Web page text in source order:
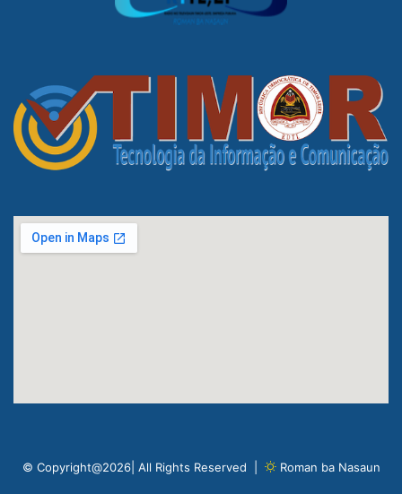
© Copyright@2026| All Rights Reserved | Roman ba Nasaun